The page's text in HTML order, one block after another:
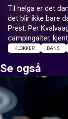
Til helga er det
det blir ikke bare
Prest. Per
campingalter,
KLOKKER DANS
Se også